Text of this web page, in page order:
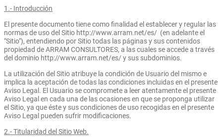
1.- Introducción
El presente documento tiene como finalidad el establecer y regular las
normas de uso del Sitio http://www.arram.net/es/ (en adelante el
"Sitio"), entendiendo por Sitio todas las páginas y sus contenidos
propiedad de ARRAM CONSULTORES, a las cuales se accede a través
del dominio http://www.arram.net/es/ y sus subdominios.
La utilización del Sitio atribuye la condición de Usuario del mismo e
implica la aceptación de todas las condiciones incluidas en el presente
Aviso Legal. El Usuario se compromete a leer atentamente el presente
Aviso Legal en cada una de las ocasiones en que se proponga utilizar
el Sitio, ya que éste y sus condiciones de uso recogidas en el presente
Aviso Legal pueden sufrir modificaciones.
2.- Titularidad del Sitio Web.